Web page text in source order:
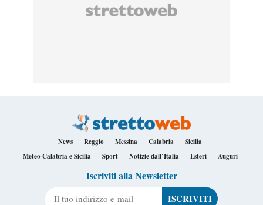
News Reggio Messina Calabria
Sicilia
Meteo Calabria e Sicilia
Sport Notizie dall’Italia Esteri Auguri
Iscriviti alla Newsletter